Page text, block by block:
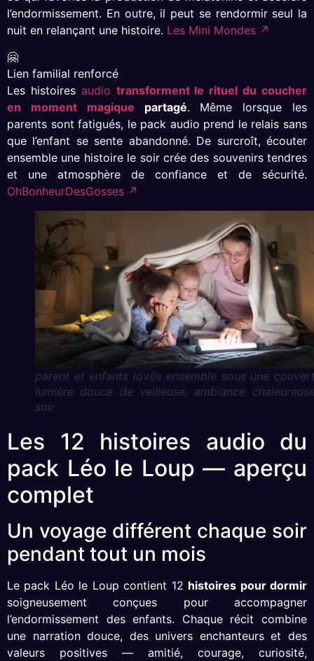
l’endormissement. En outre, il peut se rendormir seul la
nuit en relançant une histoire. Les Mini Mondes ↗
🤗
Lien familial renforcé
Les histoires audio transforment le rituel du coucher
en moment magique partagé. Même lorsque les
parents sont fatigués, le pack audio prend le relais sans
que l’enfant se sente abandonné. De surcroît, écouter
ensemble une histoire le soir crée des souvenirs tendres
et une atmosphère de confiance et de sécurité.
OhBonheurDesGosses ↗
parent et enfants lovés ensemble sous une
lumière douce de veilleuse, ambiance
soir
Les 12 histoires audio du
pack Léo le Loup — aperçu
complet
Un voyage différent chaque soir
pendant tout un mois
Le pack Léo le Loup contient 12 histoires pour dormir
soigneusement conçues pour accompagner
l’endormissement des enfants. Chaque récit combine
une narration douce, des univers enchanteurs et des
valeurs positives — amitié, courage, curiosité,